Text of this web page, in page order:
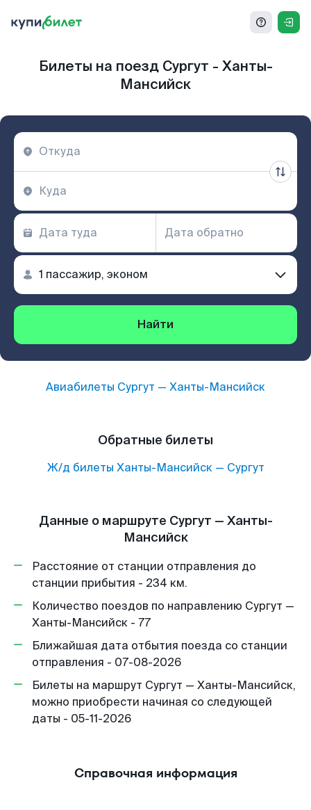
Билеты на поезд Сургут - Ханты-
Мансийск
Найти
Авиабилеты Сургут — Ханты-Мансийск
Обратные билеты
Ж/д билеты Ханты-Мансийск— Сургут
Данные о маршруте Сургут — Ханты-
Мансийск
Расстояние от станции отправления до
станции прибытия - 234 км.
Количество поездов по направлению Сургут —
Ханты-Мансийск - 77
Ближайшая дата отбытия поезда со станции
отправления - 07-08-2026
Билеты на маршрут Сургут — Ханты-Мансийск,
можно приобрести начиная со следующей
даты - 05-11-2026
Справочная информация